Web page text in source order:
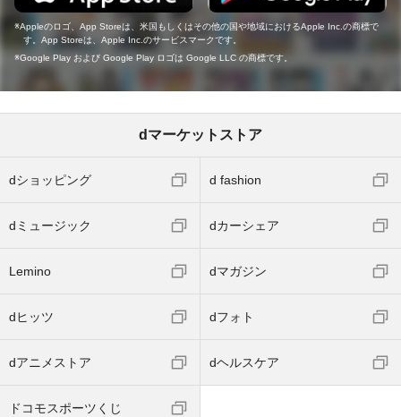
Appleのロゴ、App Storeは、米国もしくはその他の国や地域におけるApple Inc.の商標で
す。App Storeは、Apple Inc.のサービスマークです。
Google Play および Google Play ロゴは Google LLC の商標です。
dマーケットストア
dショッピング d fashion
dミュージック dカーシェア
Lemino dマガジン
dヒッツ dフォト
dアニメストア dヘルスケア
ドコモスポーツくじ